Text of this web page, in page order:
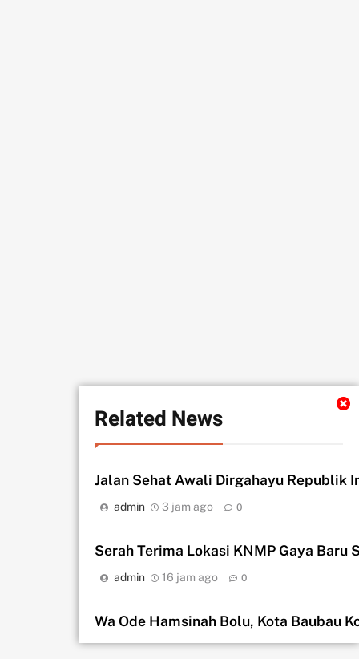
Related News
Jalan Sehat Awali Dirgahayu Republik
admin 3 jam ago 0
Serah Terima Lokasi KNMP Gaya Baru
admin 16 jam ago 0
Wa Ode Hamsinah Bolu, Kota Baubau
admin 1 hari ago 0